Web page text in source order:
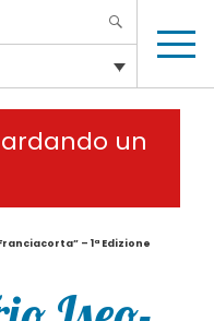
un
– 1ª Edizione